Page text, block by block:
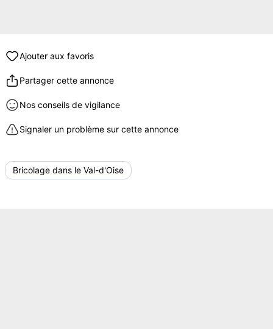
Ajouter aux favoris
Partager cette annonce
Nos conseils de vigilance
Signaler un problème sur cette annonce
Bricolage dans le Val-d'Oise